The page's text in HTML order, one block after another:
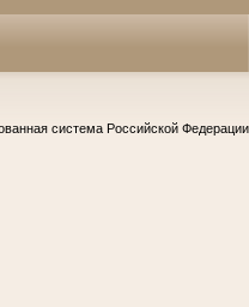
система Российской